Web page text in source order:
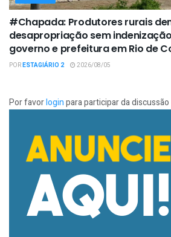
#Chapada: Produtores rurais
desapropriação sem
governo e prefeitura em Rio de
PORESTAGIÁRIO 2 2026/08/05
Por favorloginpara participar da discussão